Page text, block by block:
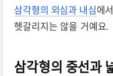
삼각형의 외심과 내심에
헷갈리지는 않을 거예요.
삼각형의 중선과